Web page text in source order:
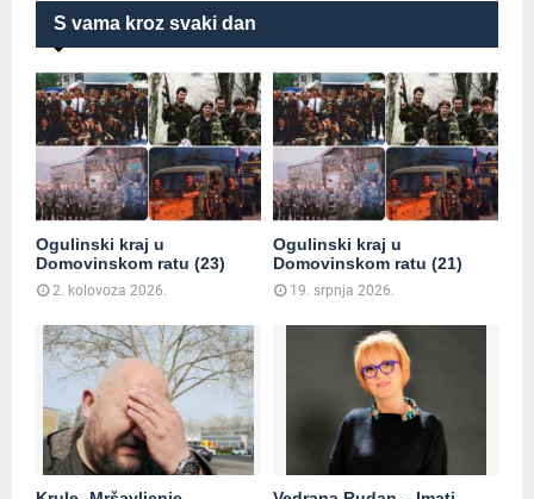
S vama kroz svaki dan
Ogulinski kraj u
Domovinskom ratu (23)
2. kolovoza 2026.
Ogulinski kraj u
Domovinskom ratu (21)
19. srpnja 2026.